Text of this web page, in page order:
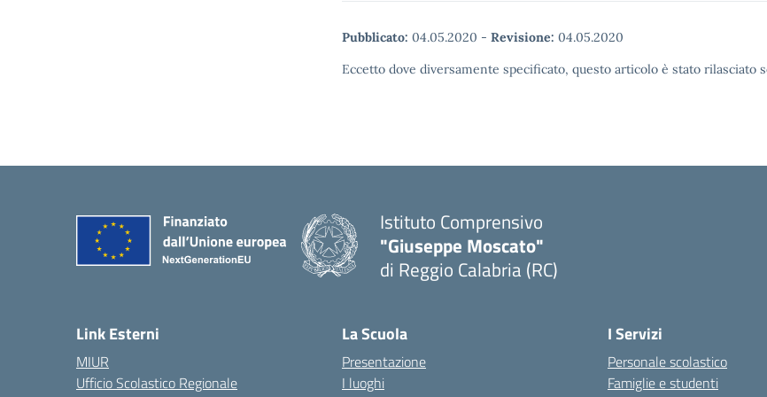
Pubblicato: 04.05.2020 - Revisione: 04.05.2020
Eccetto dove diversamente specificato, questo articolo è stato
Istituto Comprensivo
"Giuseppe Moscato"
di Reggio Calabria (RC)
Link Esterni
MIUR
Ufficio Scolastico Regionale
La Scuola
Presentazione
I luoghi
I Servizi
Personale scolastico
Famiglie e studenti